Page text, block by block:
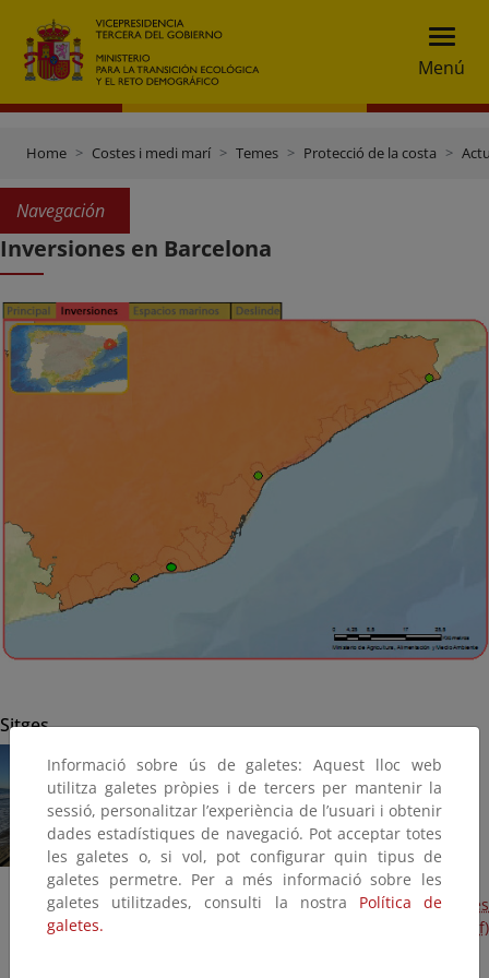
Menú
Home Costes i medi marí Temes Protecció de la costa
Navegación
Inversiones en Barcelona
Sitges
Regeneración de las playas afectadas por los temporales
2015 (playas de Sant Sebastià, Bassa Rodona y Garraf)
Informació sobre ús de galetes: Aquest lloc web
utilitza galetes pròpies i de tercers per mantenir la
sessió, personalitzar l’experiència de l’usuari i obtenir
dades estadístiques de navegació. Pot acceptar totes
les galetes o, si vol, pot configurar quin tipus de
galetes permetre. Per a més informació sobre les
galetes utilitzades, consulti la nostra Política de
galetes.